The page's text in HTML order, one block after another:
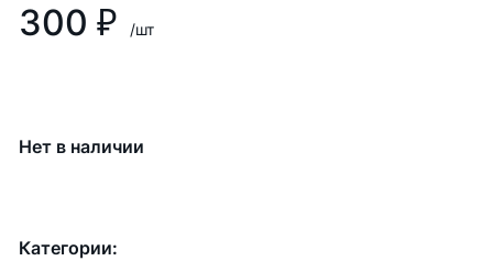
300 ₽ /шт
Категории:
Нет в наличии